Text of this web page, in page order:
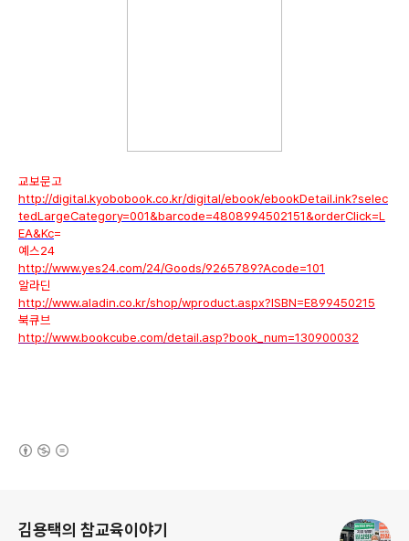
교보문고
http://digital.kyobobook.co.kr/digital/ebook/ebookDetail.ink?selec
tedLargeCategory=001&barcode=4808994502151&orderClick=L
EA&Kc=
예스24
http://www.yes24.com/24/Goods/9265789?Acode=101
알라딘
http://www.aladin.co.kr/shop/wproduct.aspx?ISBN=E899450215
북큐브
http://www.bookcube.com/detail.asp?book_num=130900032
김용택의 참교육이야기